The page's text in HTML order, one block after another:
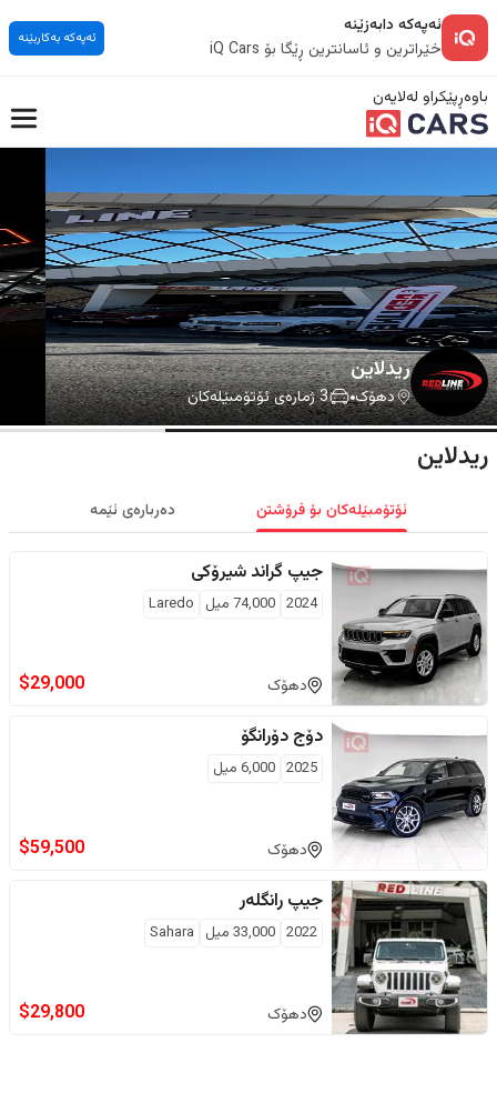
ئەپەکە دابەزێنە
خێراترین و ئاسانترین ڕێگا بۆ iQ Cars
ئەپەکە بەکاربێنە
باوەڕپێکراو لەلایەن
ريدلاين
دهۆک 3ژمارەی ئۆتۆمبێلەکان
ريدلاين
ئۆتۆمبێلەکان بۆ فرۆشتن دەربارەی ئێمە
جیپ گراند شیرۆکی
2024
74,000 ميل Laredo
دهۆک $29,000
دۆج دۆرانگۆ
2025
6,000 ميل
دهۆک $59,500
جیپ رانگلەر
2022
33,000 ميل Sahara
دهۆک $29,800